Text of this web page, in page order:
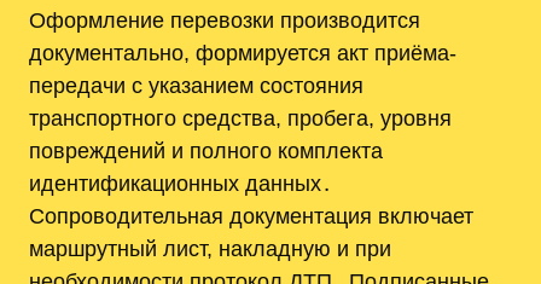
Оформление перевозки производится
документально, формируется акт приёма-
передачи с указанием состояния
транспортного средства, пробега, уровня
повреждений и полного комплекта
идентификационных данных․
Сопроводительная документация включает
маршрутный лист, накладную и при